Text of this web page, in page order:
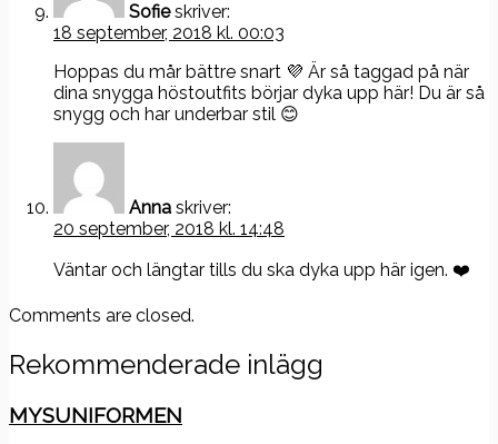
Sofie skriver:
18 september, 2018 kl. 00:03
Hoppas du mår bättre snart 💜 Är så taggad på när
dina snygga höstoutfits börjar dyka upp här! Du är så
snygg och har underbar stil 😊
Anna skriver:
20 september, 2018 kl. 14:48
Väntar och längtar tills du ska dyka upp här igen. ❤️
Comments are closed.
Rekommenderade inlägg
MYSUNIFORMEN